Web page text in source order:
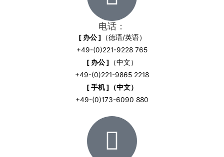
电话：
[ 办公 ] （德语/英语）
+49-(0)221-9228 765
[ 办公 ] （中文）
+49-(0)221-9865 2218
[ 手机 ]（中文）
+49-(0)173-6090 880